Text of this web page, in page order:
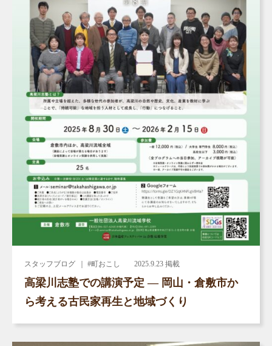
スタッフブログ ｜ #町おこし 2025.9.23 掲載
高梁川志塾での講演予定 ― 岡山・倉敷市か
ら考える古民家再生と地域づくり